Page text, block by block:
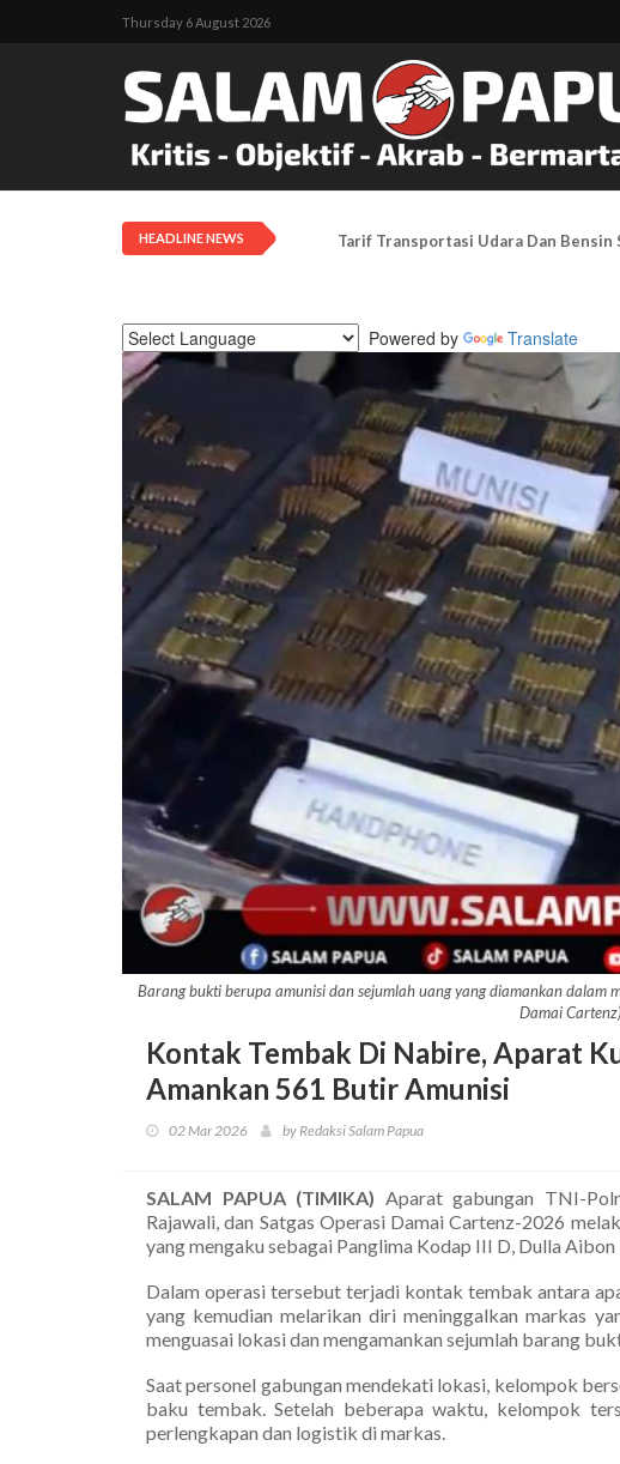
Thursday 6 August 2026
HEADLINE NEWS Meski Izin Ditolak, KNPB Mimika
Powered by Translate
Barang bukti berupa amunisi dan sejumlah uang yang diamankan
Damai Cartenz)
Kontak Tembak Di Nabire, Aparat
Amankan 561 Butir Amunisi
02 Mar 2026 by Redaksi Salam Papua
SALAM PAPUA (TIMIKA) Aparat gabungan TNI-
Rajawali, dan Satgas Operasi Damai Cartenz-2026
yang mengaku sebagai Panglima Kodap III D, Dulla Aibon
Dalam operasi tersebut terjadi kontak tembak antara
yang kemudian melarikan diri meninggalkan markas
menguasai lokasi dan mengamankan sejumlah barang
Saat personel gabungan mendekati lokasi, kelompok
baku tembak. Setelah beberapa waktu, kelompok
perlengkapan dan logistik di markas.